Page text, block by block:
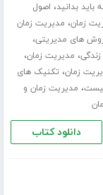
بدانید، اصول
زمان، مدیریت زمان
های مدیریتی،
، مدیریت زمان،
زمان، تکنیک های
، مدیریت زمان و
دانلود کتاب